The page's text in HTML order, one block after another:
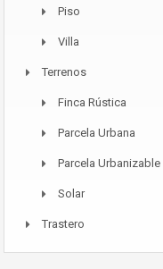
Piso
Villa
Terrenos
Finca Rústica
Parcela Urbana
Parcela Urbanizable
Solar
Trastero